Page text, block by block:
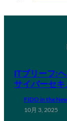
ITブリーフ:
サイバーセ
FIDO in the
10月 3, 2025